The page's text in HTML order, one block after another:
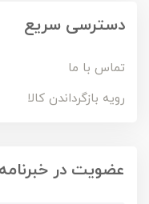
دسترسی سریع
تماس با ما
رویه بازگرداندن کالا
عضویت در